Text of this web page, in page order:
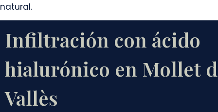
natural.
Infiltración con ácido
hialurónico en Mollet
Vallès